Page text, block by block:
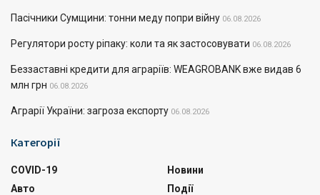
Пасічники Сумщини: тонни меду попри війну 06.08.2026
Регулятори росту ріпаку: коли та як застосовувати 06.08.2026
Беззаставні кредити для аграріїв: WEAGROBANK вже видав 6
млн грн 06.08.2026
Аграрії України: загроза експорту 06.08.2026
Категорії
COVID-19
Авто
Новини
Події